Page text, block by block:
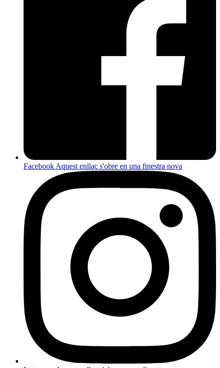
Facebook Aquest enllaç s'obre en una finestra nova